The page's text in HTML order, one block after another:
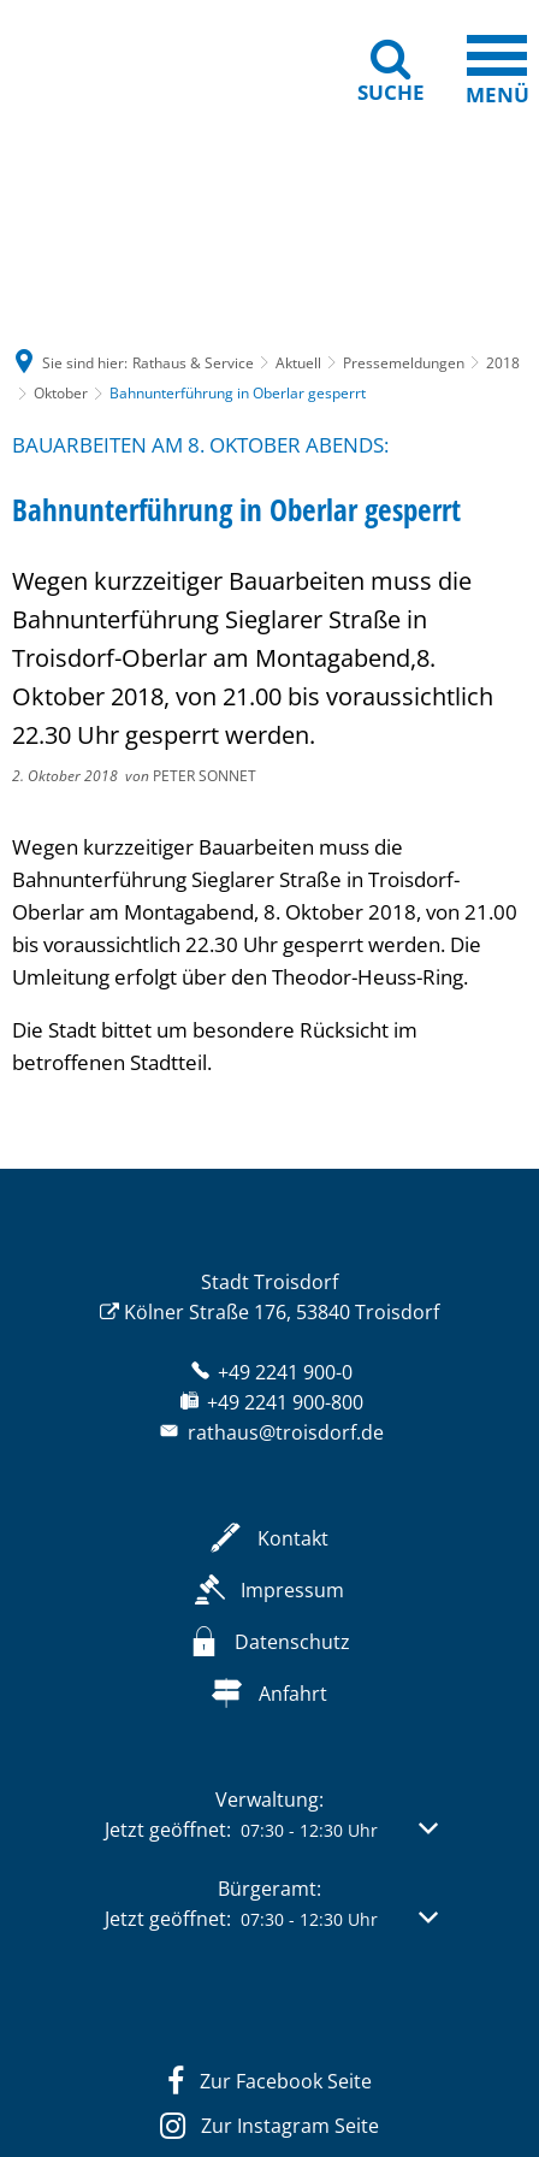
SUCHE MENÜ
Sie sind hier: Rathaus & Service Aktuell Pressemeldungen
2018
Oktober
Bahnunterführung in Oberlar gesperrt
BAUARBEITEN AM 8. OKTOBER ABENDS:
Bahnunterführung in Oberlar gesperrt
Wegen kurzzeitiger Bauarbeiten muss die
Bahnunterführung Sieglarer Straße in
Troisdorf-Oberlar am Montagabend,8.
Oktober 2018, von 21.00 bis voraussichtlich
22.30 Uhr gesperrt werden.
2. Oktober 2018 von PETER SONNET
Wegen kurzzeitiger Bauarbeiten muss die
Bahnunterführung Sieglarer Straße in Troisdorf-
Oberlar am Montagabend, 8. Oktober 2018, von 21.00
bis voraussichtlich 22.30 Uhr gesperrt werden. Die
Umleitung erfolgt über den Theodor-Heuss-Ring.
Die Stadt bittet um besondere Rücksicht im
betroffenen Stadtteil.
Stadt Troisdorf
Kölner Straße 176, 53840 Troisdorf
+49 2241 900-0
+49 2241 900-800
rathaus@troisdorf.de
Kontakt
Impressum
Datenschutz
Anfahrt
Verwaltung:
Klicken, um weitere Öffnungs- oder
Jetzt geöffnet: 07:30- 12:30Uhr Von 07:30
Bürgeramt:
Klicken, um weitere Öffnungs- oder
Jetzt geöffnet: 07:30- 12:30Uhr Von 07:30
Zur Facebook Seite
Zur Instagram Seite